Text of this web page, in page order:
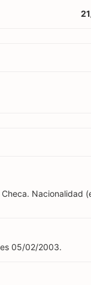
Nacionalidad
05/02/2003.